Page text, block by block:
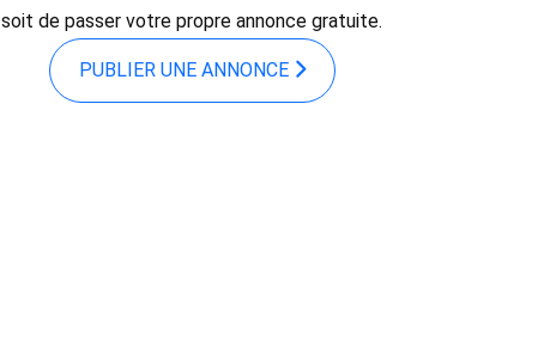
soit de passer votre propre annonce gratuite.
PUBLIER UNE ANNONCE